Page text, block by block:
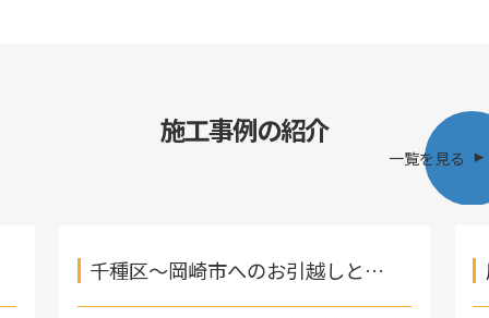
施工事例の紹介
一覧を見る
千種区～岡崎市へのお引越しと…